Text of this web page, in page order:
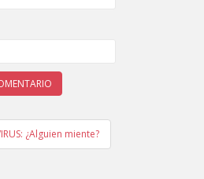
de entradas
¿Alguien miente?